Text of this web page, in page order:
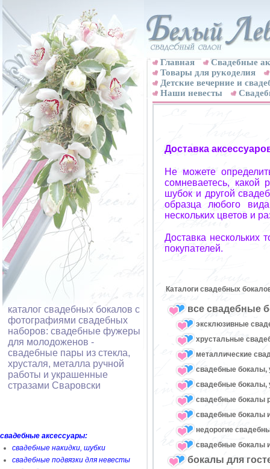
каталог свадебных бокалов с
фотографиями свадебных
наборов: свадебные фужеры
для молодоженов -
свадебные пары из стекла,
хрусталя, металла ручной
работы и украшенные
стразами Сваровски
свадебные аксессуары:
свадебные накидки, шубки
свадебные подвязки для невесты
Главная
Свадебные
Товары для рукоделия
Детские вечерние и
Наши невесты
Доставка
Не можете
сомневаетесь, какой
шубок и другой
образца любого
нескольких цветов и
Доставка нескольких
покупателей.
Каталоги свадебных
все свадебные
эксклюзивные
хрустальные
металлические
свадебные бокалы,
свадебные бокалы,
свадебные бокалы
свадебные бокалы
недорогие
свадебные бокалы
бокалы для